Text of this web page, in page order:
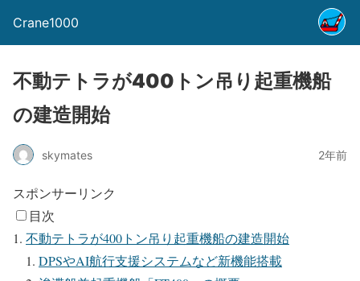
Crane1000
不動テトラが400トン吊り起重機船
の建造開始
skymates 2年前
スポンサーリンク
目次
不動テトラが400トン吊り起重機船の建造開始
DPSやAI航行支援システムなど新機能搭載